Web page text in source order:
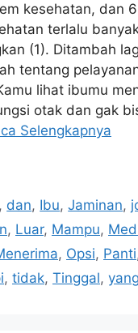
kesehatan, dan
terlalu
(1). Ditambah
tentang
lihat ibumu
otak dan gak
Selengkapnya
, dan, Ibu,Jaminan,
, Luar, Mampu,
, Opsi, Panti
, tidak, Tinggal, yang